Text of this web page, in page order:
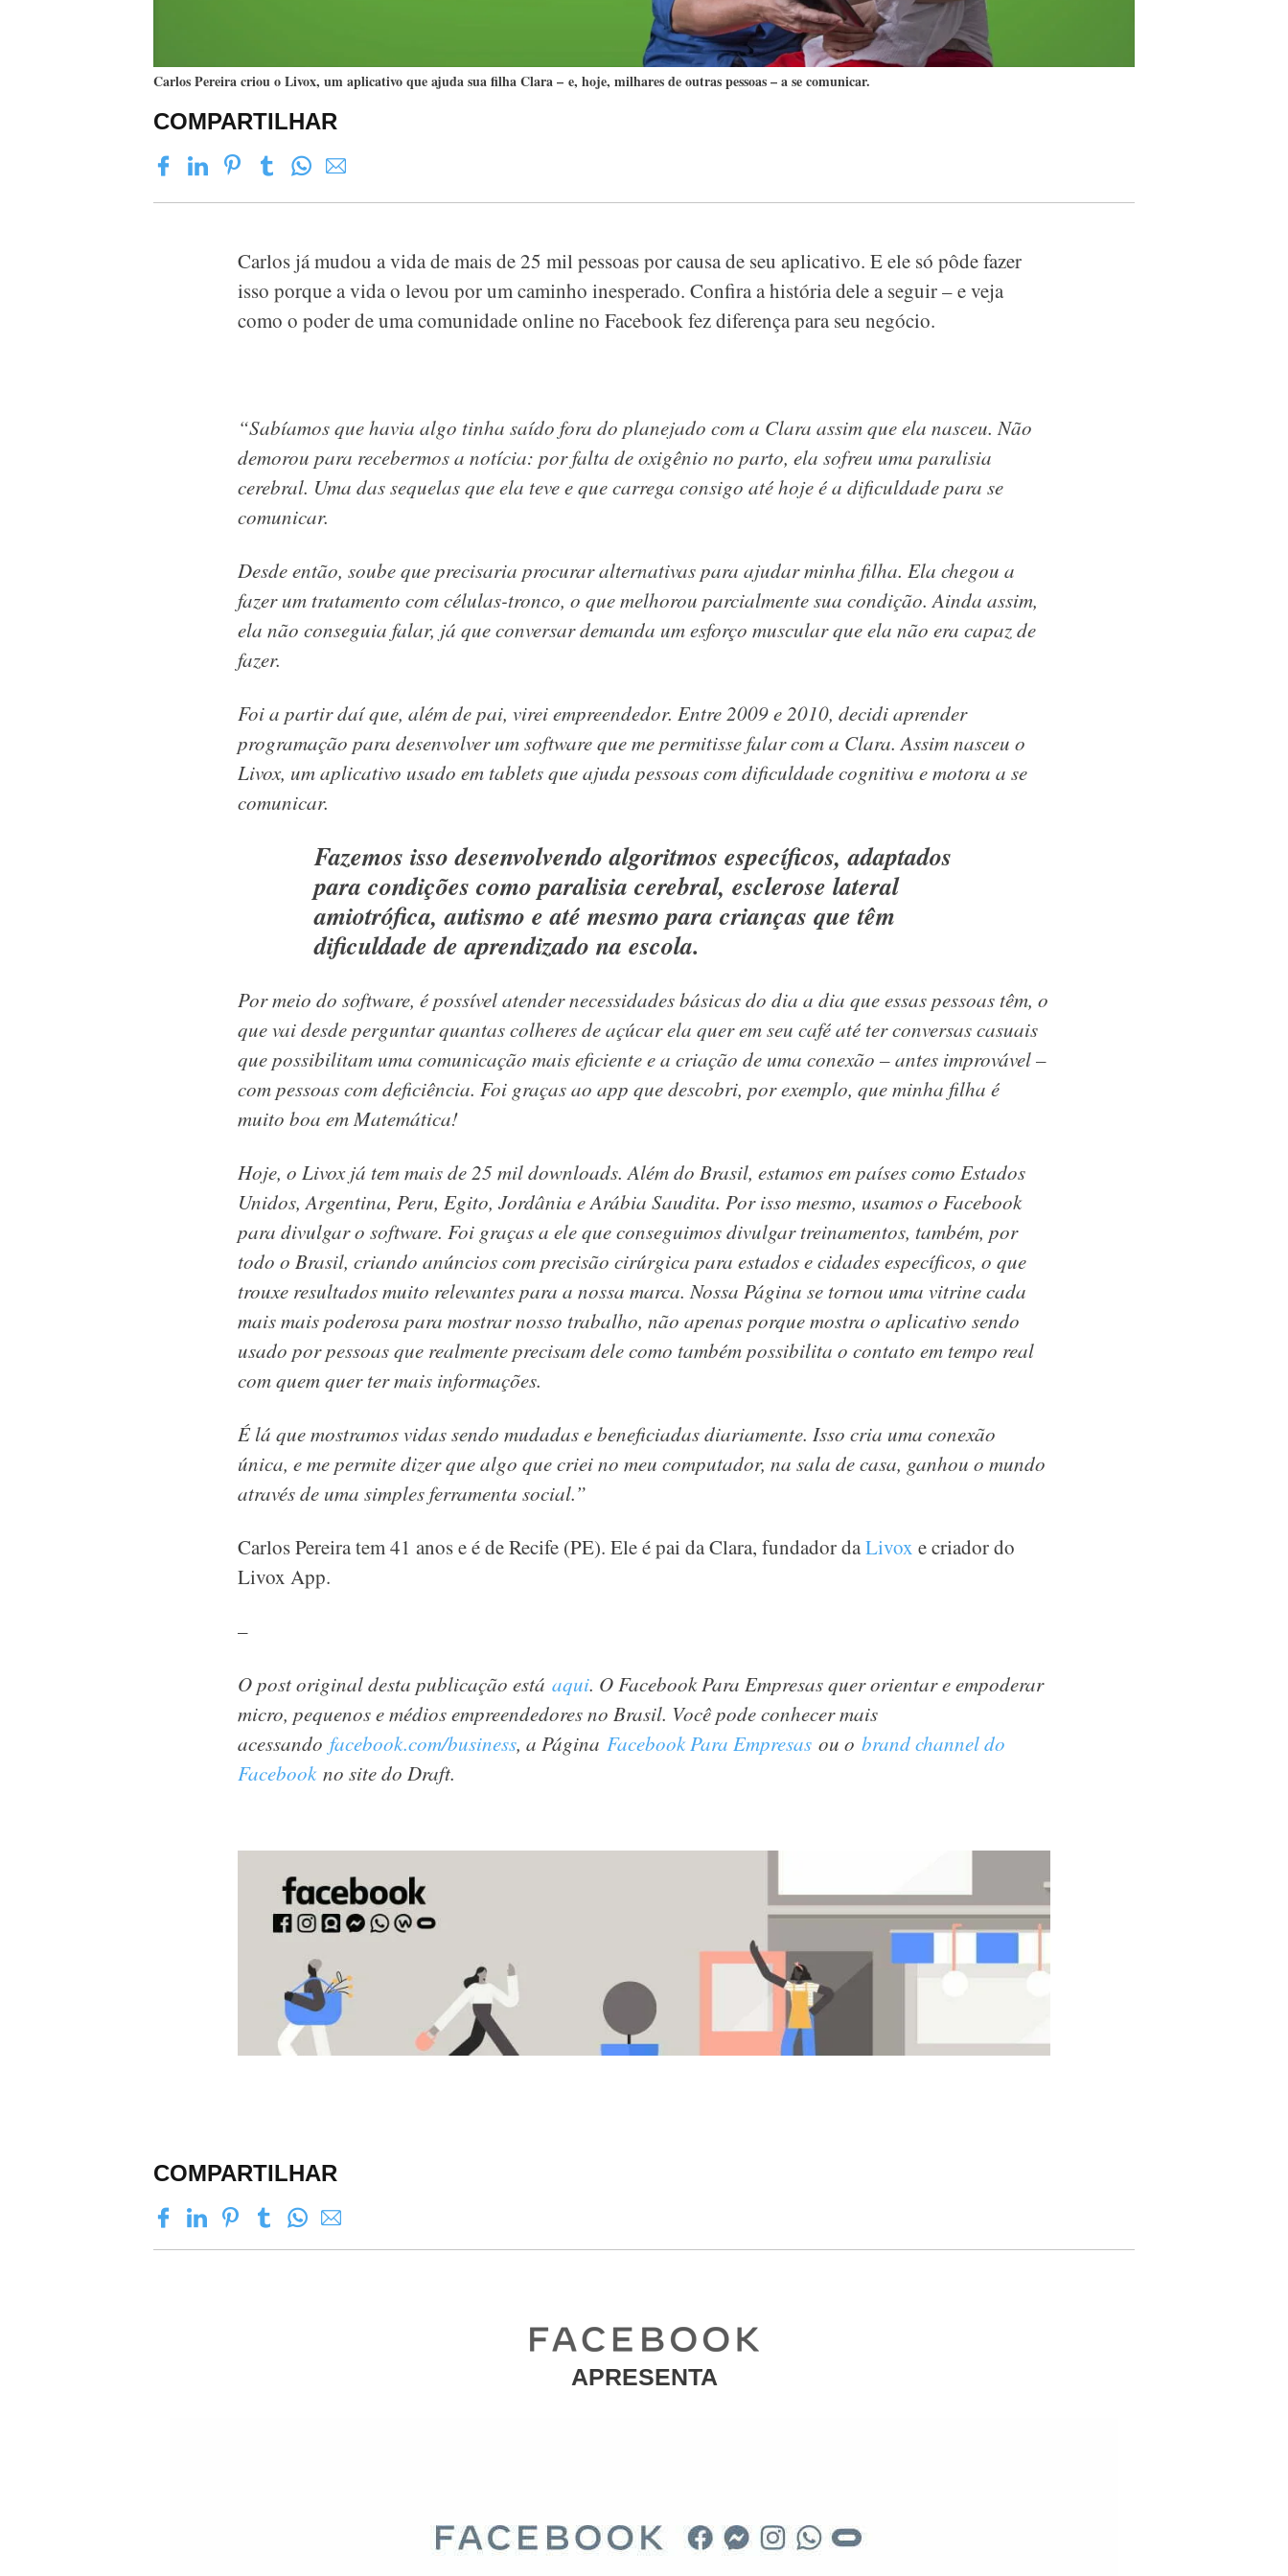
Carlos Pereira criou o Livox, um aplicativo que ajuda sua filha Clara – e, hoje, milhares de outras pessoas – a se comunicar.
COMPARTILHAR
Carlos já mudou a vida de mais de 25 mil pessoas por causa de seu aplicativo. E ele só pôde fazer
isso porque a vida o levou por um caminho inesperado. Confira a história dele a seguir – e veja
como o poder de uma comunidade online no Facebook fez diferença para seu negócio.
“Sabíamos que havia algo tinha saído fora do planejado com a Clara assim que ela nasceu. Não
demorou para recebermos a notícia: por falta de oxigênio no parto, ela sofreu uma paralisia
cerebral. Uma das sequelas que ela teve e que carrega consigo até hoje é a dificuldade para se
comunicar.
Desde então, soube que precisaria procurar alternativas para ajudar minha filha. Ela chegou a
fazer um tratamento com células-tronco, o que melhorou parcialmente sua condição. Ainda assim,
ela não conseguia falar, já que conversar demanda um esforço muscular que ela não era capaz de
fazer.
Foi a partir daí que, além de pai, virei empreendedor. Entre 2009 e 2010, decidi aprender
programação para desenvolver um software que me permitisse falar com a Clara. Assim nasceu o
Livox, um aplicativo usado em tablets que ajuda pessoas com dificuldade cognitiva e motora a se
comunicar.
Fazemos isso desenvolvendo algoritmos específicos, adaptados
para condições como paralisia cerebral, esclerose lateral
amiotrófica, autismo e até mesmo para crianças que têm
dificuldade de aprendizado na escola.
Por meio do software, é possível atender necessidades básicas do dia a dia que essas pessoas têm, o
que vai desde perguntar quantas colheres de açúcar ela quer em seu café até ter conversas casuais
que possibilitam uma comunicação mais eficiente e a criação de uma conexão – antes improvável –
com pessoas com deficiência. Foi graças ao app que descobri, por exemplo, que minha filha é
muito boa em Matemática!
Hoje, o Livox já tem mais de 25 mil downloads. Além do Brasil, estamos em países como Estados
Unidos, Argentina, Peru, Egito, Jordânia e Arábia Saudita. Por isso mesmo, usamos o Facebook
para divulgar o software. Foi graças a ele que conseguimos divulgar treinamentos, também, por
todo o Brasil, criando anúncios com precisão cirúrgica para estados e cidades específicos, o que
trouxe resultados muito relevantes para a nossa marca. Nossa Página se tornou uma vitrine cada
mais mais poderosa para mostrar nosso trabalho, não apenas porque mostra o aplicativo sendo
usado por pessoas que realmente precisam dele como também possibilita o contato em tempo real
com quem quer ter mais informações.
É lá que mostramos vidas sendo mudadas e beneficiadas diariamente. Isso cria uma conexão
única, e me permite dizer que algo que criei no meu computador, na sala de casa, ganhou o mundo
através de uma simples ferramenta social.”
Carlos Pereira tem 41 anos e é de Recife (PE). Ele é pai da Clara, fundador daLivox e criador do
Livox App.
–
O post original desta publicação está aqui. O Facebook Para Empresas quer orientar e empoderar
micro, pequenos e médios empreendedores no Brasil. Você pode conhecer mais
acessando facebook.com/business, a Página Facebook Para Empresasou o brand channel do
Facebookno site do Draft.
COMPARTILHAR
APRESENTA